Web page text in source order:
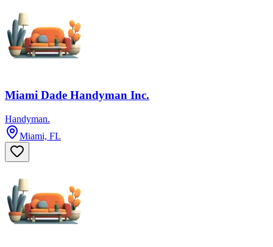
Miami Dade Handyman Inc.
Handyman.
Miami, FL